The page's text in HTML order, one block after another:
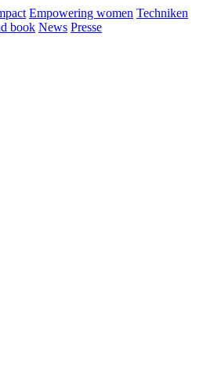
Empowering women Techniken
book News Presse